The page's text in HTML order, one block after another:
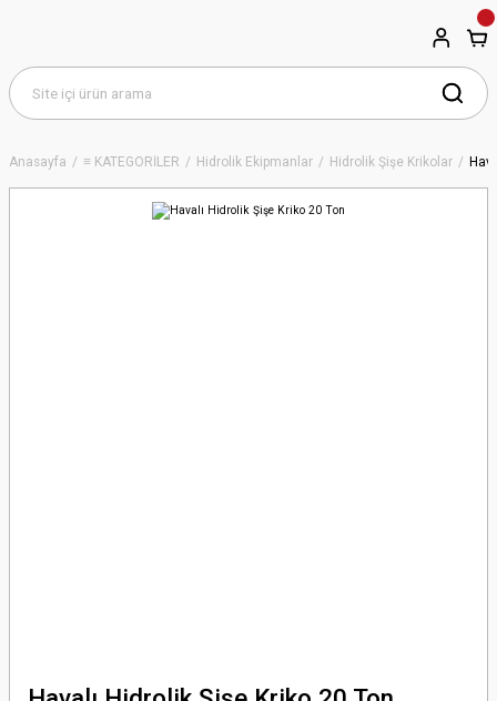
Anasayfa ≡ KATEGORİLER Hidrolik Ekipmanlar Hidrolik Şişe Krikolar